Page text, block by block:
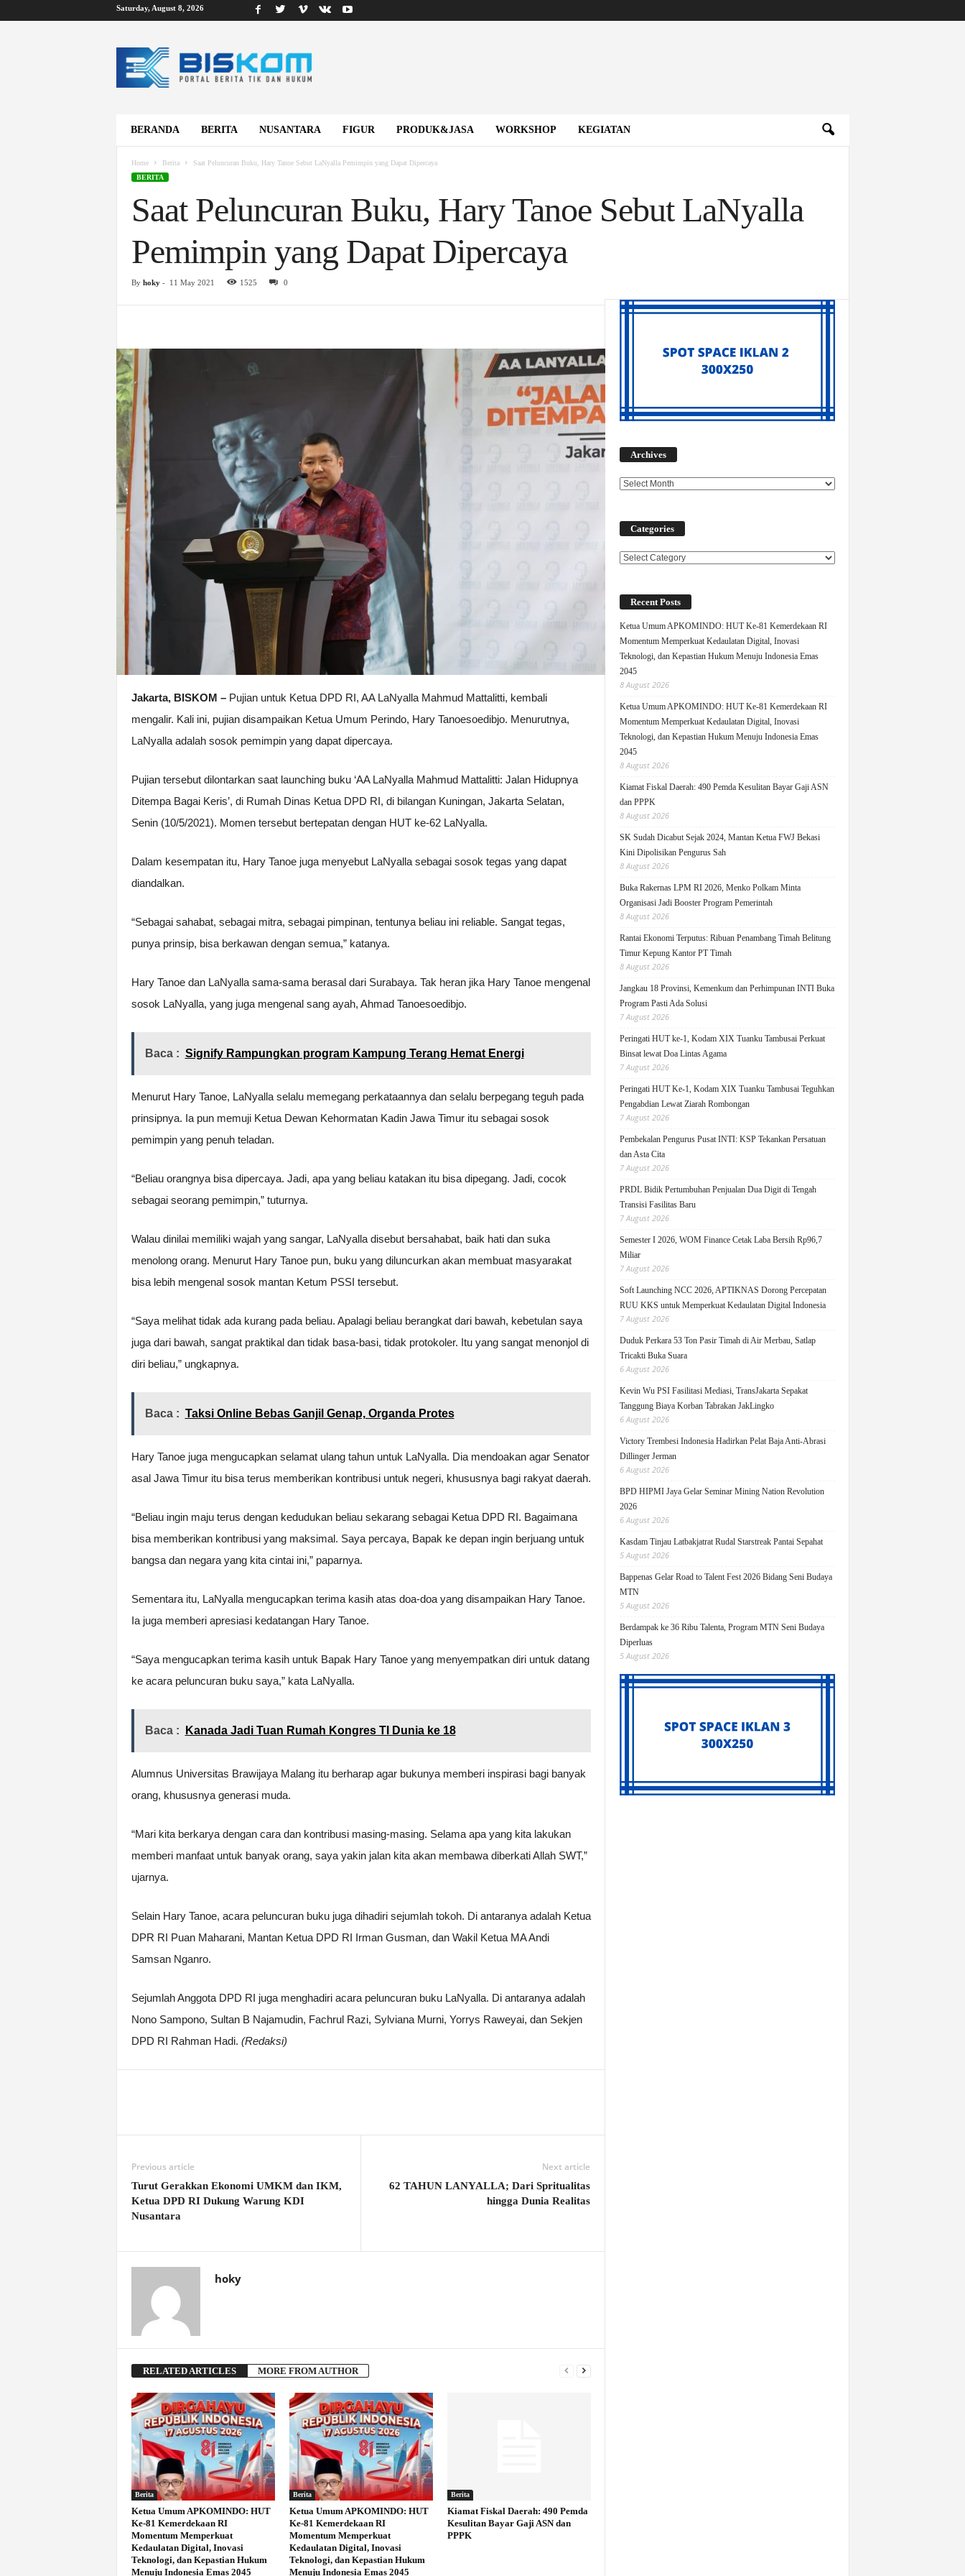
Saturday, August 8, 2026
i
BERANDA
BERITA NUSANTARA FIGUR PRODUK&JASA WORKSHOP KEGIATAN
Home Berita
Saat Peluncuran Buku, Hary Tanoe Sebut LaNyalla Pemimpin yang Dapat Dipercaya
BERITA
Saat Peluncuran Buku, Hary Tanoe Sebut LaNyalla
Pemimpin yang Dapat Dipercaya
By hoky- 11 May 2021 1525 0
Jakarta, BISKOM –Pujian untuk Ketua DPD RI, AA LaNyalla Mahmud Mattalitti, kembali
mengalir. Kali ini, pujian disampaikan Ketua Umum Perindo, Hary Tanoesoedibjo. Menurutnya,
LaNyalla adalah sosok pemimpin yang dapat dipercaya.
Pujian tersebut dilontarkan saat launching buku ‘AA LaNyalla Mahmud Mattalitti: Jalan Hidupnya
Ditempa Bagai Keris’, di Rumah Dinas Ketua DPD RI, di bilangan Kuningan, Jakarta Selatan,
Senin (10/5/2021). Momen tersebut bertepatan dengan HUT ke-62 LaNyalla.
Dalam kesempatan itu, Hary Tanoe juga menyebut LaNyalla sebagai sosok tegas yang dapat
diandalkan.
“Sebagai sahabat, sebagai mitra, sebagai pimpinan, tentunya beliau ini reliable. Sangat tegas,
punya prinsip, bisa berkawan dengan semua,” katanya.
Hary Tanoe dan LaNyalla sama-sama berasal dari Surabaya. Tak heran jika Hary Tanoe mengenal
sosok LaNyalla, yang juga mengenal sang ayah, Ahmad Tanoesoedibjo.
Baca : Signify Rampungkan program Kampung Terang Hemat Energi
Menurut Hary Tanoe, LaNyalla selalu memegang perkataannya dan selalu berpegang teguh pada
prinsipnya. Ia pun memuji Ketua Dewan Kehormatan Kadin Jawa Timur itu sebagai sosok
pemimpin yang penuh teladan.
“Beliau orangnya bisa dipercaya. Jadi, apa yang beliau katakan itu bisa dipegang. Jadi, cocok
sebagai seorang pemimpin,” tuturnya.
Walau dinilai memiliki wajah yang sangar, LaNyalla disebut bersahabat, baik hati dan suka
menolong orang. Menurut Hary Tanoe pun, buku yang diluncurkan akan membuat masyarakat
bisa lebih mengenal sosok mantan Ketum PSSI tersebut.
“Saya melihat tidak ada kurang pada beliau. Apalagi beliau berangkat dari bawah, kebetulan saya
juga dari bawah, sangat praktikal dan tidak basa-basi, tidak protokoler. Itu yang sangat menonjol di
diri beliau,” ungkapnya.
Baca : Taksi Online Bebas Ganjil Genap, Organda Protes
Hary Tanoe juga mengucapkan selamat ulang tahun untuk LaNyalla. Dia mendoakan agar Senator
asal Jawa Timur itu bisa terus memberikan kontribusi untuk negeri, khususnya bagi rakyat daerah.
“Beliau ingin maju terus dengan kedudukan beliau sekarang sebagai Ketua DPD RI. Bagaimana
bisa memberikan kontribusi yang maksimal. Saya percaya, Bapak ke depan ingin berjuang untuk
bangsa dan negara yang kita cintai ini,” paparnya.
Sementara itu, LaNyalla mengucapkan terima kasih atas doa-doa yang disampaikan Hary Tanoe.
Ia juga memberi apresiasi kedatangan Hary Tanoe.
“Saya mengucapkan terima kasih untuk Bapak Hary Tanoe yang menyempatkan diri untuk datang
ke acara peluncuran buku saya,” kata LaNyalla.
Baca : Kanada Jadi Tuan Rumah Kongres TI Dunia ke 18
Alumnus Universitas Brawijaya Malang itu berharap agar bukunya memberi inspirasi bagi banyak
orang, khususnya generasi muda.
“Mari kita berkarya dengan cara dan kontribusi masing-masing. Selama apa yang kita lakukan
memberi manfaat untuk banyak orang, saya yakin jalan kita akan membawa diberkati Allah SWT,”
ujarnya.
Selain Hary Tanoe, acara peluncuran buku juga dihadiri sejumlah tokoh. Di antaranya adalah Ketua
DPR RI Puan Maharani, Mantan Ketua DPD RI Irman Gusman, dan Wakil Ketua MA Andi
Samsan Nganro.
Sejumlah Anggota DPD RI juga menghadiri acara peluncuran buku LaNyalla. Di antaranya adalah
Nono Sampono, Sultan B Najamudin, Fachrul Razi, Sylviana Murni, Yorrys Raweyai, dan Sekjen
DPD RI Rahman Hadi. (Redaksi)
Previous article
Turut Gerakkan Ekonomi UMKM dan IKM,
Ketua DPD RI Dukung Warung KDI
Nusantara
Next article
62 TAHUN LANYALLA; Dari Spritualitas
hingga Dunia Realitas
hoky
RELATED ARTICLES MORE FROM AUTHOR
Berita
Ketua Umum APKOMINDO: HUT
Ke-81 Kemerdekaan RI
Momentum Memperkuat
Kedaulatan Digital, Inovasi
Teknologi, dan Kepastian Hukum
Menuju Indonesia Emas 2045
Berita
Ketua Umum APKOMINDO: HUT
Ke-81 Kemerdekaan RI
Momentum Memperkuat
Kedaulatan Digital, Inovasi
Teknologi, dan Kepastian Hukum
Menuju Indonesia Emas 2045
Berita
Kiamat Fiskal Daerah: 490 Pemda
Kesulitan Bayar Gaji ASN dan
PPPK
Archives
Categories
Categories
Recent Posts
Ketua Umum APKOMINDO: HUT Ke-81 Kemerdekaan RI
Momentum Memperkuat Kedaulatan Digital, Inovasi
Teknologi, dan Kepastian Hukum Menuju Indonesia Emas
2045
8 August 2026
Ketua Umum APKOMINDO: HUT Ke-81 Kemerdekaan RI
Momentum Memperkuat Kedaulatan Digital, Inovasi
Teknologi, dan Kepastian Hukum Menuju Indonesia Emas
2045
8 August 2026
Kiamat Fiskal Daerah: 490 Pemda Kesulitan Bayar Gaji ASN
dan PPPK
8 August 2026
SK Sudah Dicabut Sejak 2024, Mantan Ketua FWJ Bekasi
Kini Dipolisikan Pengurus Sah
8 August 2026
Buka Rakernas LPM RI 2026, Menko Polkam Minta
Organisasi Jadi Booster Program Pemerintah
8 August 2026
Rantai Ekonomi Terputus: Ribuan Penambang Timah Belitung
Timur Kepung Kantor PT Timah
8 August 2026
Jangkau 18 Provinsi, Kemenkum dan Perhimpunan INTI Buka
Program Pasti Ada Solusi
7 August 2026
Peringati HUT ke-1, Kodam XIX Tuanku Tambusai Perkuat
Binsat lewat Doa Lintas Agama
7 August 2026
Peringati HUT Ke-1, Kodam XIX Tuanku Tambusai Teguhkan
Pengabdian Lewat Ziarah Rombongan
7 August 2026
Pembekalan Pengurus Pusat INTI: KSP Tekankan Persatuan
dan Asta Cita
7 August 2026
PRDL Bidik Pertumbuhan Penjualan Dua Digit di Tengah
Transisi Fasilitas Baru
7 August 2026
Semester I 2026, WOM Finance Cetak Laba Bersih Rp96,7
Miliar
7 August 2026
Soft Launching NCC 2026, APTIKNAS Dorong Percepatan
RUU KKS untuk Memperkuat Kedaulatan Digital Indonesia
7 August 2026
Duduk Perkara 53 Ton Pasir Timah di Air Merbau, Satlap
Tricakti Buka Suara
6 August 2026
Kevin Wu PSI Fasilitasi Mediasi, TransJakarta Sepakat
Tanggung Biaya Korban Tabrakan JakLingko
6 August 2026
Victory Trembesi Indonesia Hadirkan Pelat Baja Anti-Abrasi
Dillinger Jerman
6 August 2026
BPD HIPMI Jaya Gelar Seminar Mining Nation Revolution
2026
6 August 2026
Kasdam Tinjau Latbakjatrat Rudal Starstreak Pantai Sepahat
5 August 2026
Bappenas Gelar Road to Talent Fest 2026 Bidang Seni Budaya
MTN
5 August 2026
Berdampak ke 36 Ribu Talenta, Program MTN Seni Budaya
Diperluas
5 August 2026